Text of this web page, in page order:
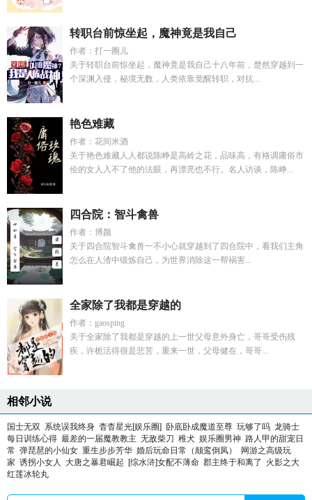
转职台前惊坐起，魔神竟是我自己
作者：打一圈儿
关于转职台前惊坐起，魔神竟是我自己十八年前，楚然穿越到一
个深渊入侵，秘境无数，人类依靠觉醒转职，对抗...
艳色难藏
作者：花间米酒
关于艳色难藏人人都说陈峥是高岭之花，品味高，有格调庸俗市
侩的女人入不了他的法眼，再漂亮也不行。名人访谈，陈峥...
四合院：智斗禽兽
作者：博颜
关于四合院智斗禽兽一不小心就穿越到了四合院中，看我们主角
怎么在人渣中锻炼自己，为世界消除这一帮祸害...
全家除了我都是穿越的
作者：gaosping
关于全家除了我都是穿越的上一世父母意外身亡，哥哥受伤残
疾，许栀活得很是悲苦，重来一世，父母健在，哥哥...
相邻小说
国士无双 系统误我终身 杳杳星光[娱乐圈] 卧底卧成魔道至尊 玩够了吗 龙骑士
每日训练心得 最差的一届魔教教主 无敌柴刀 稚犬 娱乐圈男神 路人甲的甜宠日
常 弹琵琶的小仙女 重生步步芳华 婚后玩命日常（颠鸾倒凤）
网游之高级玩
家 诱拐小女人 大唐之暴君崛起 [综水浒]女配不薄命 郡主终于和离了
火影之大
红莲冰轮丸